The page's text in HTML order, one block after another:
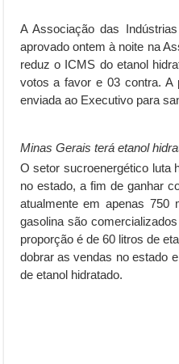
Serralheria
Qualidade
A Associação das
aprovado ontem à noite na
reduz o ICMS do etanol
votos a favor e 03 contra. A
enviada ao Executivo para
Minas Gerais terá etanol
O setor sucroenergético luta
no estado, a fim de ganhar
atualmente em apenas 750
gasolina são
proporção é de 60 litros de
dobrar as vendas no estado
de etanol hidratado.